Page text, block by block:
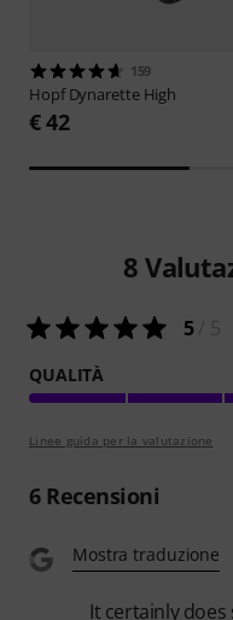
159
HopfDynarette High
€ 42
8
5/ 5
QUALITÀ
Linee guida per la valutazione
6Recensioni
Mostra traduzione
It certainly